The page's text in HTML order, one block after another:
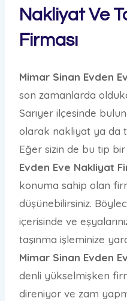
Nakliyat Ve
Firması
Mimar Sinan Evden
son zamanlarda
Sarıyer ilçesinde
olarak nakliyat ya da
Eğer sizin de bu tip bir
Evden Eve Nakliyat
konuma sahip olan
düşünebilirsiniz.
içerisinde ve
taşınma işleminize
Mimar Sinan Evden
denli yükselmişken
direniyor ve zam